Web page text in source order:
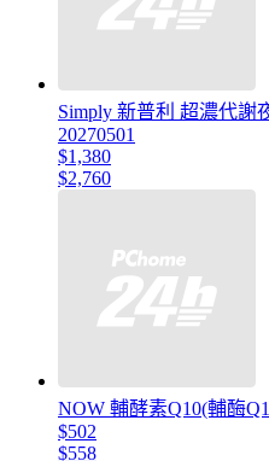
Simply 新普利 超濃代謝
20270501
$1,380
$2,760
NOW 輔酵素Q10(輔酶
$502
$558